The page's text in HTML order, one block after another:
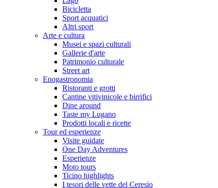
Bicicletta
Sport acquatici
Altri sport
Arte e cultura
Musei e spazi culturali
Gallerie d'arte
Patrimonio culturale
Street art
Enogastronomia
Ristoranti e grotti
Cantine vitivinicole e birrifici
Dine around
Taste my Lugano
Prodotti locali e ricette
Tour ed esperienze
Visite guidate
One Day Adventures
Esperienze
Moto tours
Ticino highlights
I tesori delle vette del Ceresio